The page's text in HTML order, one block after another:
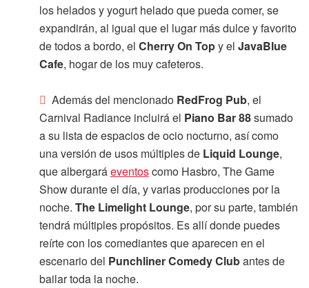
los helados y yogurt helado que pueda comer, se
expandirán, al igual que el lugar más dulce y favorito
de todos a bordo, el Cherry On Topy el JavaBlue
Cafe, hogar de los muy cafeteros.
Además del mencionado RedFrog Pub, el
Carnival Radiance incluirá el Piano Bar 88sumado
a su lista de espacios de ocio nocturno, así como
una versión de usos múltiples de Liquid Lounge,
que albergaráeventoscomo Hasbro, The Game
Show durante el día, y varias producciones por la
noche. The Limelight Lounge, por su parte, también
tendrá múltiples propósitos. Es allí donde puedes
reírte con los comediantes que aparecen en el
escenario del Punchliner Comedy Clubantes de
bailar toda la noche.